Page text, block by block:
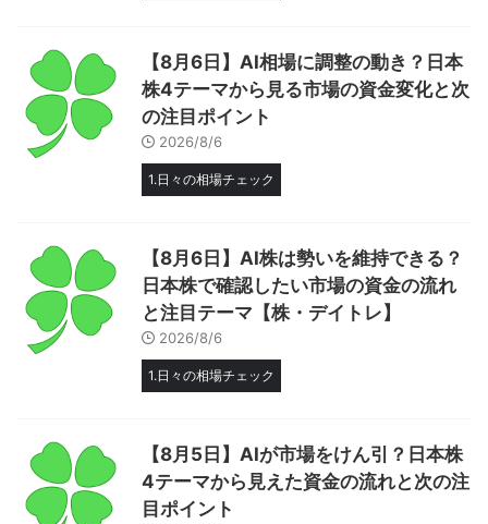
【8月6日】AI相場に調整の動き？日本
株4テーマから見る市場の資金変化と次
の注目ポイント
2026/8/6
1.日々の相場チェック
【8月6日】AI株は勢いを維持できる？
日本株で確認したい市場の資金の流れ
と注目テーマ【株・デイトレ】
2026/8/6
1.日々の相場チェック
【8月5日】AIが市場をけん引？日本株
4テーマから見えた資金の流れと次の注
目ポイント